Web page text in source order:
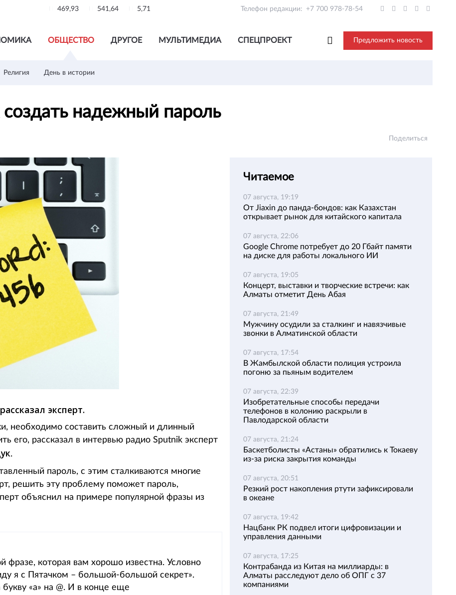
469,93 541,64 5,71 Телефон редакции: +7 700 978-78-54
ОБЩЕСТВО ДРУГОЕ МУЛЬТИМЕДИА СПЕЦПРОЕКТ Предложить новость
Религия День в истории
создать надежный пароль
Поделиться
эксперт.
необходимо составить сложный и длинный
его, рассказал в интервью радио Sputnik эксперт
.
пароль, с этим сталкиваются многие
решить эту проблему поможет пароль,
объяснил на примере популярной фразы из
которая вам хорошо известна. Условно
я с Пятачком – большой-большой секрет».
«а» на @. И в конце еще
Читаемое
07 августа, 19:19
От Jiaxin до панда-бондов: как Казахстан
открывает рынок для китайского капитала
07 августа, 22:06
Google Chrome потребует до 20 Гбайт памяти
на диске для работы локального ИИ
07 августа, 19:05
Концерт, выставки и творческие встречи: как
Алматы отметит День Абая
07 августа, 21:49
Мужчину осудили за сталкинг и навязчивые
звонки в Алматинской области
07 августа, 17:54
В Жамбылской области полиция устроила
погоню за пьяным водителем
07 августа, 22:39
Изобретательные способы передачи
телефонов в колонию раскрыли в
Павлодарской области
07 августа, 21:24
Баскетболисты «Астаны» обратились к Токаеву
из-за риска закрытия команды
07 августа, 20:51
Резкий рост накопления ртути зафиксировали
в океане
07 августа, 19:42
Нацбанк РК подвел итоги цифровизации и
управления данными
07 августа, 17:25
Контрабанда из Китая на миллиарды: в
Алматы расследуют дело об ОПГ с 37
компаниями